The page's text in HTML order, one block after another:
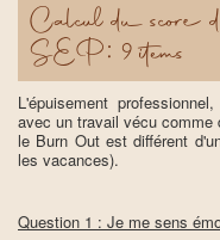
Calcul du score
SEP: 9 items
L'épuisement
avec un travail vécu
le Burn Out est différent
les vacances).
Question 1 : Je me sens